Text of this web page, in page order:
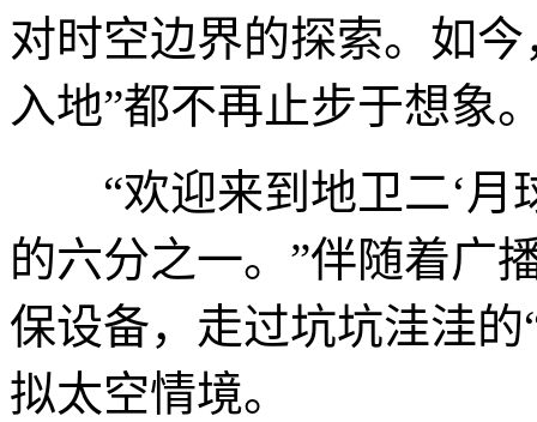
对时空边界的探索。如
入地”都不再止步于想象
“欢迎来到地卫二‘月
的六分之一。”伴随着广
保设备，走过坑坑洼洼
拟太空情境。